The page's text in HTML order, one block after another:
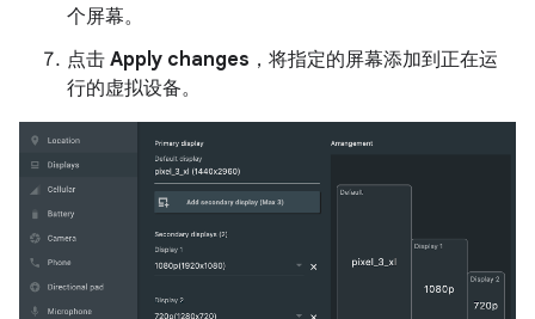
个屏幕。
点击 Apply changes ，将指定的屏幕添加到正在运
行的虚拟设备。